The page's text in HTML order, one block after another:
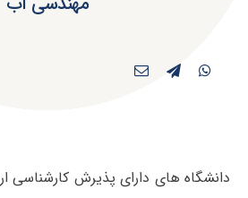
دانشگاه های دارای پذیرش کارشناسی